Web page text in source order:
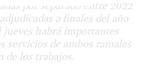
por separado entre 2022
a finales del año
jueves habrá importantes
servicios de ambos ramales
de los trabajos.